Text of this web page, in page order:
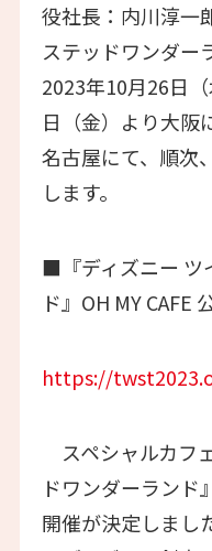
役社長：内川淳一
ステッドワンダー
2023年10月26日
日（金）より大阪
名古屋にて、順次
します。
■『ディズニー ツ
ド』OH MY CAFE
https://
スペシャルカフ
ドワンダーランド
開催が決定しまし